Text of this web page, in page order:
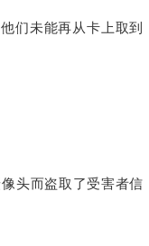
们未能再从卡上取到
头而盗取了受害者信